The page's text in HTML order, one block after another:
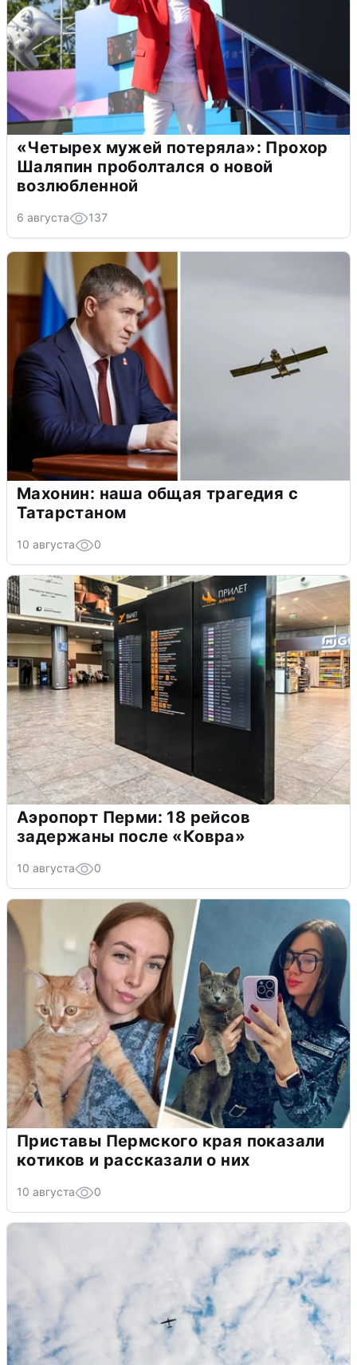
«Четырех мужей потеряла»: Прохор
Шаляпин проболтался о новой
возлюбленной
6 августа 137
Махонин: наша общая трагедия с
Татарстаном
10 августа 0
Аэропорт Перми: 18 рейсов
задержаны после «Ковра»
10 августа 0
Приставы Пермского края показали
котиков и рассказали о них
10 августа 0